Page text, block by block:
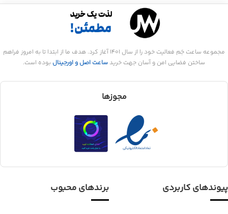
مجموعه ساعت جَم فعالیت خود را از سال 1401 آغاز کرد. هدف ما از ابتدا تا به امروز فراهم
ساختن فضایی امن و آسان جهت خرید ساعت اصل و اورجینال بوده است.
مجوزها
پیوندهای کاربردی برندهای محبوب